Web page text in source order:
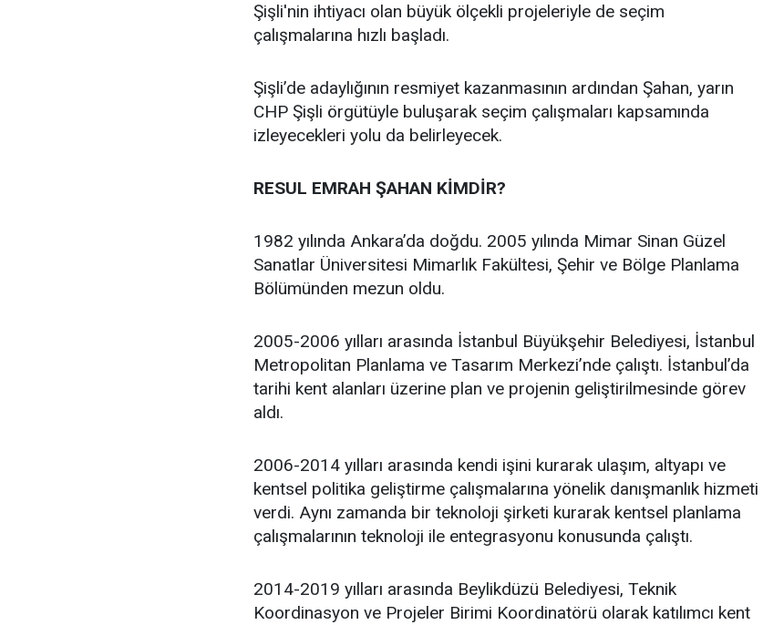
Şişli'nin ihtiyacı olan büyük ölçekli projeleriyle de seçim
çalışmalarına hızlı başladı.
Şişli’de adaylığının resmiyet kazanmasının ardından Şahan, yarın
CHP Şişli örgütüyle buluşarak seçim çalışmaları kapsamında
izleyecekleri yolu da belirleyecek.
RESUL EMRAH ŞAHAN KİMDİR?
1982 yılında Ankara’da doğdu. 2005 yılında Mimar Sinan Güzel
Sanatlar Üniversitesi Mimarlık Fakültesi, Şehir ve Bölge Planlama
Bölümünden mezun oldu.
2005-2006 yılları arasında İstanbul Büyükşehir Belediyesi, İstanbul
Metropolitan Planlama ve Tasarım Merkezi’nde çalıştı. İstanbul’da
tarihi kent alanları üzerine plan ve projenin geliştirilmesinde görev
aldı.
2006-2014 yılları arasında kendi işini kurarak ulaşım, altyapı ve
kentsel politika geliştirme çalışmalarına yönelik danışmanlık hizmeti
verdi. Aynı zamanda bir teknoloji şirketi kurarak kentsel planlama
çalışmalarının teknoloji ile entegrasyonu konusunda çalıştı.
2014-2019 yılları arasında Beylikdüzü Belediyesi, Teknik
Koordinasyon ve Projeler Birimi Koordinatörü olarak katılımcı kent